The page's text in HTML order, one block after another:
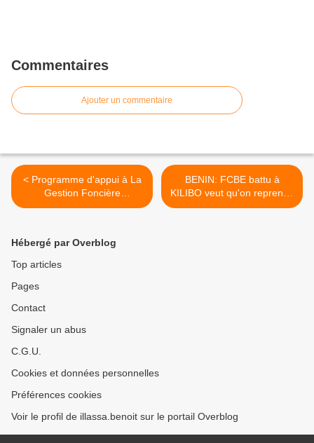
Commentaires
Ajouter un commentaire
< Programme d'appui à La
Gestion Foncière
Communale (PGFC)
BENIN: FCBE battu à
KILIBO veut qu'on reprenne
les élection. La CENA a dit
Hébergé par Overblog
Top articles
Pages
Contact
Signaler un abus
C.G.U.
Cookies et données personnelles
Préférences cookies
Voir le profil de illassa.benoit sur le portail Overblog